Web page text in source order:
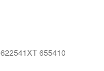
655410